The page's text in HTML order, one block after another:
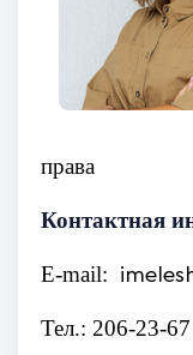
права
Контактная
E-mail:
Тел.: 206-23-